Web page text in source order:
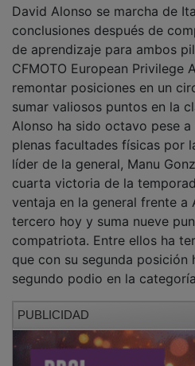
conclusiones después de
de aprendizaje para ambos
CFMOTO European Privilege
remontar posiciones en un
sumar valiosos puntos en la
Alonso ha sido octavo pese a
plenas facultades físicas por
líder de la general, Manu
cuarta victoria de la
ventaja en la general frente a
tercero hoy y suma nueve
compatriota. Entre ellos ha
que con su segunda posición
segundo podio en la